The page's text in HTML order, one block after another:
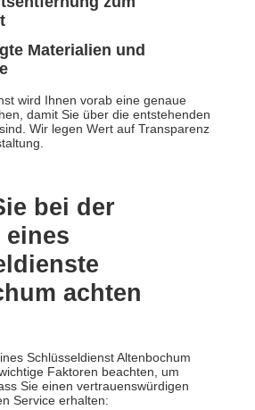
Materialien und
wird Ihnen vorab eine genaue
damit Sie über die entstehenden
Wir legen Wert auf Transparenz
bei der
achten
Schlüsseldienst Altenbochum
Faktoren beachten, um
Sie einen vertrauenswürdigen
Service erhalten: